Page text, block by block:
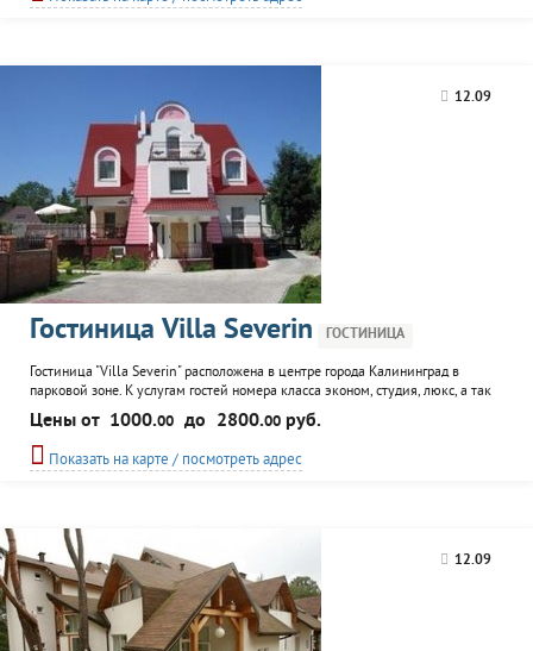
возможность проведения банкетов, семинаров...
12.09
Гостиница Villa Severin ГОСТИНИЦА
Гостиница "Villa Severin" расположена в центре города Калининград в
парковой зоне. К услугам гостей номера класса эконом, студия, люкс, а так
же кафе, каминный зал, сауна, охраняемая автостоянка, прокат
велосипедов, аренда автомобилей. Предлагается экскурсионное
сопровождение по Калининградской области.
Цены от 1000.00 до 2800.00 руб.
Показать на карте / посмотреть адрес
12.09